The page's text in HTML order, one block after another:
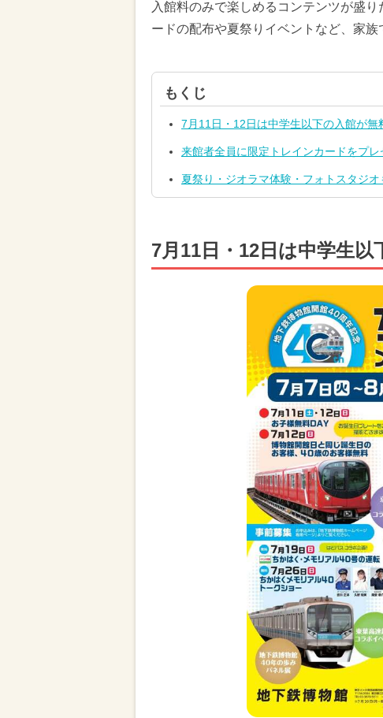
入館料のみで楽しめるコンテンツが盛
ードの配布や夏祭りイベントなど、家族
もくじ
7月11日・12日は中学生以下の入館が無
来館者全員に限定トレインカードをプレ
夏祭り・ジオラマ体験・フォトスタジオ
7月11日・12日は中学生以